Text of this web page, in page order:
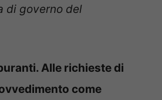
di governo del
Alle richieste di
come